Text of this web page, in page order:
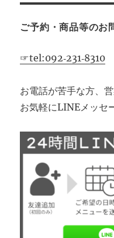
ご予約・商品等のお
☞tel:092‐231‐8310
お電話が苦手な方、
お気軽にLINEメッセ